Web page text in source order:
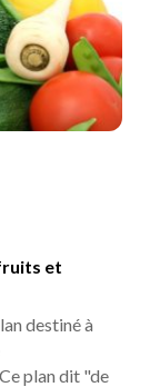
et
destiné à
plan dit "de